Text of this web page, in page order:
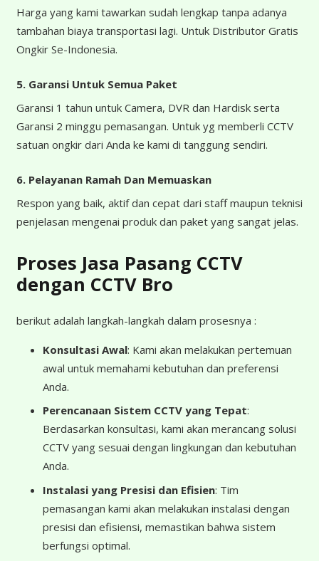
Harga yang kami tawarkan sudah lengkap tanpa adanya
tambahan biaya transportasi lagi. Untuk Distributor Gratis
Ongkir Se-Indonesia.
5. Garansi Untuk Semua Paket
Garansi 1 tahun untuk Camera, DVR dan Hardisk serta
Garansi 2 minggu pemasangan. Untuk yg memberli CCTV
satuan ongkir dari Anda ke kami di tanggung sendiri.
6. Pelayanan Ramah Dan Memuaskan
Respon yang baik, aktif dan cepat dari staff maupun teknisi
penjelasan mengenai produk dan paket yang sangat jelas.
Proses Jasa Pasang CCTV
dengan CCTV Bro
berikut adalah langkah-langkah dalam prosesnya :
Konsultasi Awal: Kami akan melakukan pertemuan
awal untuk memahami kebutuhan dan preferensi
Anda.
Perencanaan Sistem CCTV yang Tepat:
Berdasarkan konsultasi, kami akan merancang solusi
CCTV yang sesuai dengan lingkungan dan kebutuhan
Anda.
Instalasi yang Presisi dan Efisien: Tim
pemasangan kami akan melakukan instalasi dengan
presisi dan efisiensi, memastikan bahwa sistem
berfungsi optimal.